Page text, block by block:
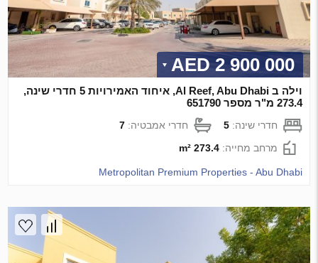
2 900 000 AED
וילה ב Al Reef, Abu Dhabi, איחוד האמירויות 5 חדרי שינה,
273.4 מ"ר מספר 651790
חדרי שינה:5 חדרי אמבטיה:7
מרחב מחייה:273.4 m²
Metropolitan Premium Properties - Abu Dhabi